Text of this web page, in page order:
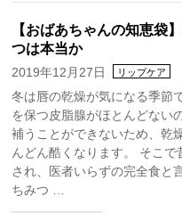
【おばあちゃんの知恵袋
つは本当か
2019年12月27日 リップケア
冬は唇の乾燥が気になる季節
を保つ皮脂腺がほとんどない
補うことができないため、乾
んどん酷くなります。 そこで
され、医者いらずの完全食と
ちみつ …